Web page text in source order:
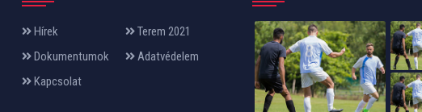
Hírek
Terem 2021
Dokumentumok
Adatvédelem
Kapcsolat